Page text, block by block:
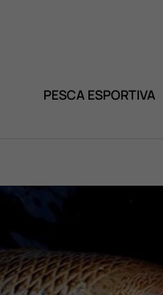
PESCA ESPORTIVA